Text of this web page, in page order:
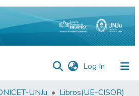
Log In (current)
UNJu
Libros(UE-CISOR)